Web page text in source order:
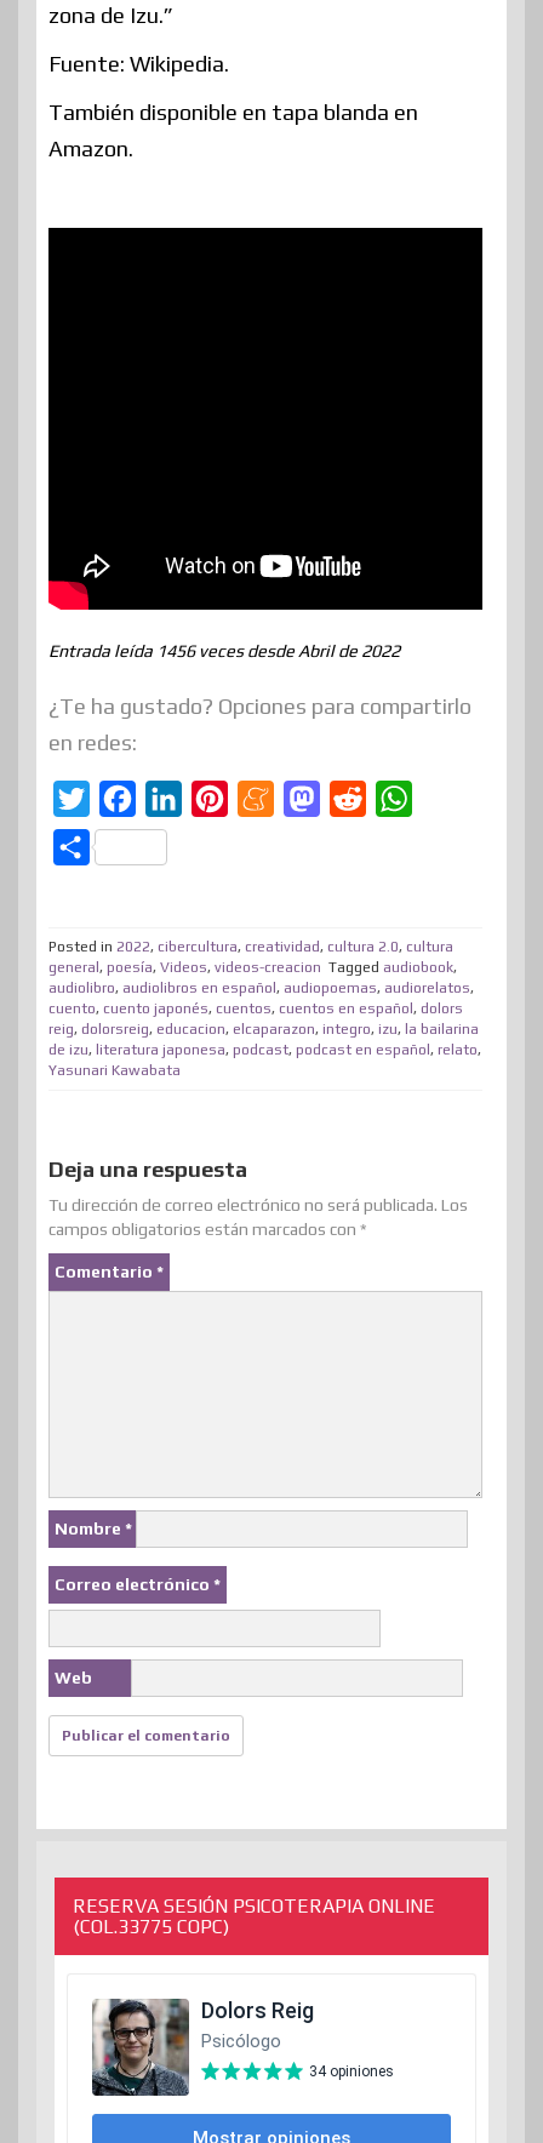
zona de Izu.”
Fuente: Wikipedia.
También disponible en tapa blanda en
Amazon.
Entrada leída 1456 veces desde Abril de 2022
¿Te ha gustado? Opciones para compartirlo
en redes:
w
t
e
r
a
c
b
o
o
k
e
d
I
n
e
r
e
s
M
a
m
e
M
o
o
n
i
t
s
A
p
p
C
p
a
r
t
Posted in 2022, cibercultura, creatividad, cultura 2.0, cultura
general, poesía, Videos, videos-creacion Tagged audiobook,
audiolibro, audiolibros en español, audiopoemas, audiorelatos,
cuento, cuento japonés, cuentos, cuentos en español, dolors
reig, dolorsreig, educacion, elcaparazon, integro, izu, la bailarina
de izu, literatura japonesa, podcast, podcast en español, relato,
Yasunari Kawabata
Deja una respuesta
Tu dirección de correo electrónico no será publicada. Los
campos obligatorios están marcados con *
Comentario *
Nombre *
Correo electrónico *
Web
RESERVA SESIÓN PSICOTERAPIA ONLINE
(COL.33775 COPC)